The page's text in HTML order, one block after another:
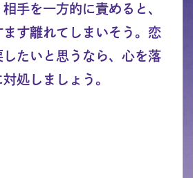
手を一方的に責めると、
す離れてしまいそう。恋
したいと思うなら、心を落
処しましょう。